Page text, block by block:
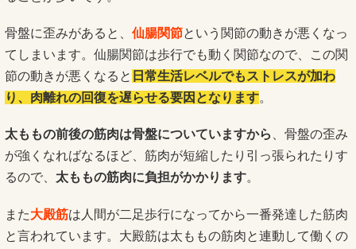
骨盤に歪みがあると、 仙腸関節という関節の動きが悪くなっ
てしまいます。仙腸関節は歩行でも動く関節なので、この関
節の動きが悪くなると 日常生活レベルでもストレスが加わ
り、肉離れの回復を遅らせる要因となります。
太ももの前後の筋肉は骨盤についていますから
、骨盤の歪み
が強くなればなるほど、筋肉が短縮したり引っ張られたりす
るので、 太ももの筋肉に負担がかかります。
また大殿筋は人間が二足歩行になってから一番発達した筋肉
と言われています。大殿筋は太ももの筋肉と連動して働くの